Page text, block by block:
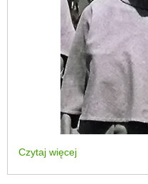
Czytaj więcej